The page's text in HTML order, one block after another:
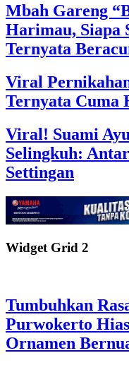
Mbah Gareng
Harimau, Siapa
Ternyata
Viral
Ternyata Cuma
Viral! Suami
Selingkuh:
Settingan
Widget Grid 2
Tumbuhkan
Purwokerto
Ornamen